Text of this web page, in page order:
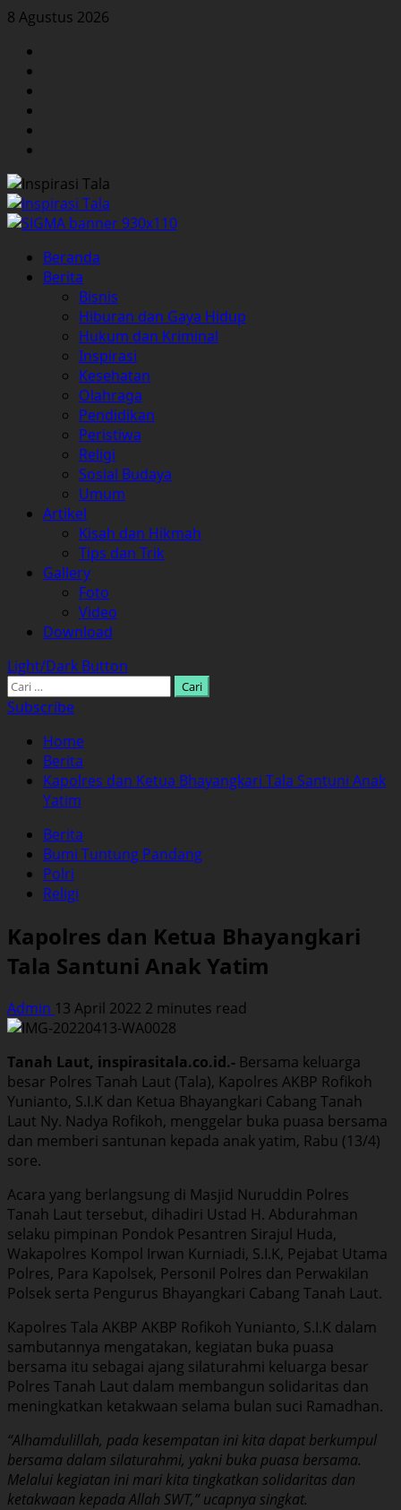
Skip
content
8 Agustus 2026
Primary
Menu
Beranda
Berita
Bisnis
Hiburan dan Gaya Hidup
Hukum dan Kriminal
Inspirasi
Kesehatan
Olahraga
Pendidikan
Peristiwa
Religi
Sosial Budaya
Umum
Artikel
Kisah dan Hikmah
Tips dan Trik
Gallery
Foto
Video
Download
Light/Dark Button
Cari
untuk:
Subscribe
Home
Berita
Kapolres dan Ketua Bhayangkari Tala Santuni Anak
Yatim
Berita
Bumi Tuntung Pandang
Polri
Religi
Kapolres dan Ketua Bhayangkari
Tala Santuni Anak Yatim
Admin 13 April 2022 2 minutes read
Tanah Laut, inspirasitala.co.id.- Bersama keluarga
besar Polres Tanah Laut (Tala), Kapolres AKBP Rofikoh
Yunianto, S.I.K dan Ketua Bhayangkari Cabang Tanah
Laut Ny. Nadya Rofikoh, menggelar buka puasa bersama
dan memberi santunan kepada anak yatim, Rabu (13/4)
sore.
Acara yang berlangsung di Masjid Nuruddin Polres
Tanah Laut tersebut, dihadiri Ustad H. Abdurahman
selaku pimpinan Pondok Pesantren Sirajul Huda,
Wakapolres Kompol Irwan Kurniadi, S.I.K, Pejabat Utama
Polres, Para Kapolsek, Personil Polres dan Perwakilan
Polsek serta Pengurus Bhayangkari Cabang Tanah Laut.
Kapolres Tala AKBP AKBP Rofikoh Yunianto, S.I.K dalam
sambutannya mengatakan, kegiatan buka puasa
bersama itu sebagai ajang silaturahmi keluarga besar
Polres Tanah Laut dalam membangun solidaritas dan
meningkatkan ketakwaan selama bulan suci Ramadhan.
“Alhamdulillah, pada kesempatan ini kita dapat berkumpul
bersama dalam silaturahmi, yakni buka puasa bersama.
Melalui kegiatan ini mari kita tingkatkan solidaritas dan
ketakwaan kepada Allah SWT,” ucapnya singkat.